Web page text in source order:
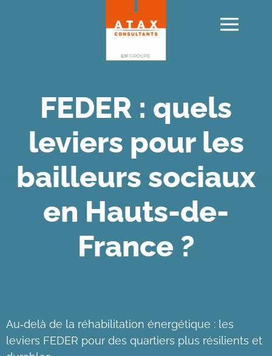
FEDER : quels
leviers pour les
bailleurs sociaux
en Hauts-de-
France ?
Au‑delà de la réhabilitation énergétique : les
leviers FEDER pour des quartiers plus résilients et